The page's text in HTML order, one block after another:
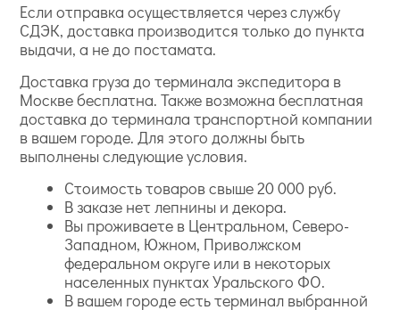
Если отправка осуществляется через службу
СДЭК, доставка производится только до пункта
выдачи, а не до постамата.
Доставка груза до терминала экспедитора в
Москве бесплатна. Также возможна бесплатная
доставка до терминала транспортной компании
в вашем городе. Для этого должны быть
выполнены следующие условия.
Стоимость товаров свыше 20 000 руб.
В заказе нет лепнины и декора.
Вы проживаете в Центральном, Северо-
Западном, Южном, Приволжском
федеральном округе или в некоторых
населенных пунктах Уральского ФО.
В вашем городе есть терминал выбранной